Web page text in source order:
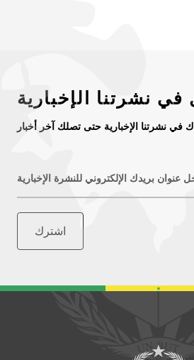
نشرتنا الإخبارية
في نشرتنا الإخبارية حتى تصلك آخر أخبار
عنوان بريدك الإلكتروني للنشرة الإخبارية
اشترك